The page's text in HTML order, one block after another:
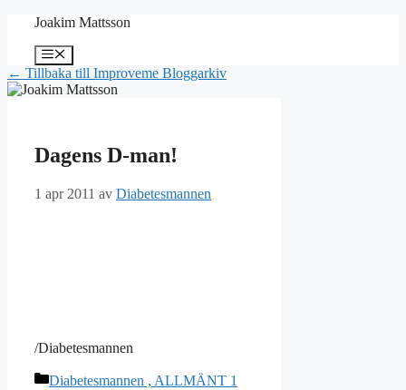
Hoppa
innehåll
Joakim Mattsson
Meny
← Tillbaka till Improveme Bloggarkiv
Dagens D-man!
1 apr 2011 av Diabetesmannen
/Diabetesmannen
Kategorier
Diabetesmannen , ALLMÄNT 1